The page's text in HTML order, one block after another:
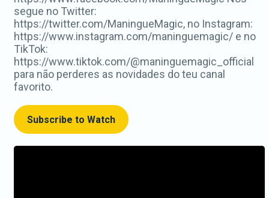
segue no Twitter:
https://twitter.com/ManingueMagic, no Instagram:
https://www.instagram.com/maninguemagic/ e no
TikTok:
https://www.tiktok.com/@maninguemagic_official
para não perderes as novidades do teu canal
favorito.
Subscribe to Watch